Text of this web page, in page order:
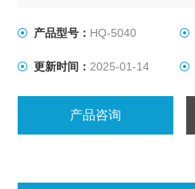
产品型号： HQ-5040
更新时间： 2025-01-14
产品咨询